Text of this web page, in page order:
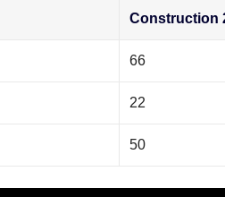
Construction
66
22
50